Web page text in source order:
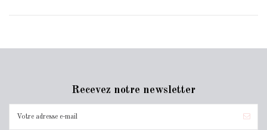
Recevez notre newsletter